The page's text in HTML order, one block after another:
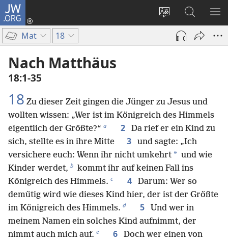
JW.ORG
Websitesprache
ändern
Anmelden
(öffnet
Fenster)
Suche
Mat 18
Nach Matthäus
18:1-35
18 Zu dieser Zeit gingen die Jünger zu Jesus und
wollten wissen: „Wer ist im Königreich des Himmels
eigentlich der Größte?“ a 2
Da rief er ein Kind zu
sich, stellte es in ihre Mitte
3
und sagte: „Ich
versichere euch: Wenn ihr nicht umkehrt * und wie
Kinder werdet, b kommt ihr auf keinen Fall ins
Königreich des Himmels. c 4
Darum: Wer so
demütig wird wie dieses Kind hier, der ist der Größte
im Königreich des Himmels. d 5
Und wer in
meinem Namen ein solches Kind aufnimmt, der
nimmt auch mich auf. e 6
Doch wer einen von